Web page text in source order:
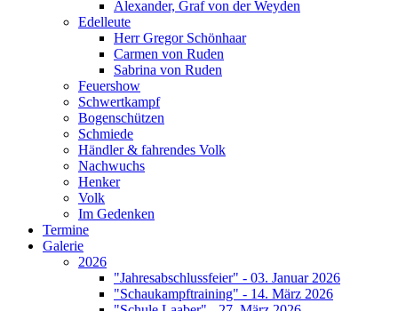
Alexander, Graf von der Weyden
Edelleute
Herr Gregor Schönhaar
Carmen von Ruden
Sabrina von Ruden
Feuershow
Schwertkampf
Bogenschützen
Schmiede
Händler & fahrendes Volk
Nachwuchs
Henker
Volk
Im Gedenken
Termine
Galerie
2026
"Jahresabschlussfeier" - 03. Januar 2026
"Schaukampftraining" - 14. März 2026